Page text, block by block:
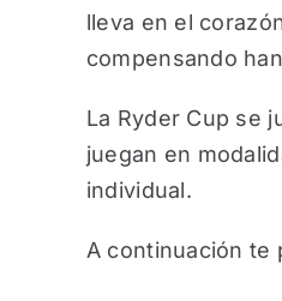
lleva en el
compensando
La Ryder Cup se
juegan en
individual.
A continuación te